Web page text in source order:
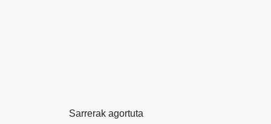
Sarrerak agortuta